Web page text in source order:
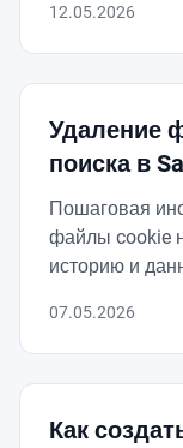
должно быть
12.05.2026
Удаление
поиска в
Пошаговая
файлы cookie
историю и
07.05.2026
Как